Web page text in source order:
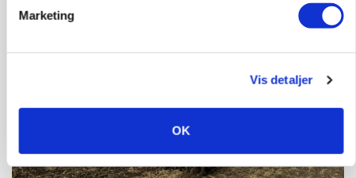
Marketing
Vis detaljer
OK